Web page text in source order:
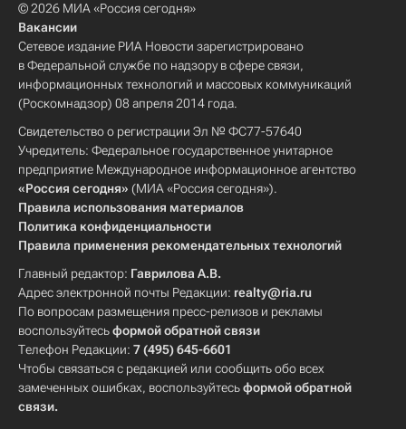
© 2026 МИА «Россия сегодня»
Вакансии
Сетевое издание РИА Новости зарегистрировано
в Федеральной службе по надзору в сфере связи,
информационных технологий и массовых коммуникаций
(Роскомнадзор) 08 апреля 2014 года.
Свидетельство о регистрации Эл № ФС77-57640
Учредитель: Федеральное государственное унитарное
предприятие Международное информационное агентство
«Россия сегодня» (МИА «Россия сегодня»).
Правила использования материалов
Политика конфиденциальности
Правила применения рекомендательных технологий
Главный редактор: Гаврилова А.В.
Адрес электронной почты Редакции: realty@ria.ru
По вопросам размещения пресс-релизов и рекламы
воспользуйтесьформой обратной связи
Телефон Редакции: 7 (495) 645-6601
Чтобы связаться с редакцией или сообщить обо всех
замеченных ошибках, воспользуйтесьформой обратной
связи.